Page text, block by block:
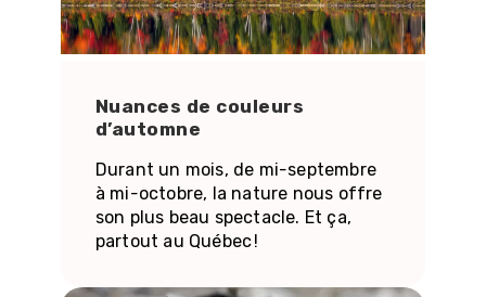
Nuances de couleurs
d’automne
Durant un mois, de mi-septembre
à mi-octobre, la nature nous offre
son plus beau spectacle. Et ça,
partout au Québec !